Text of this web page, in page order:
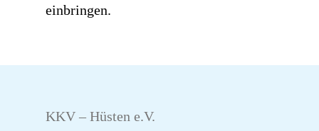
einbringen.
KKV – Hüsten e.V.